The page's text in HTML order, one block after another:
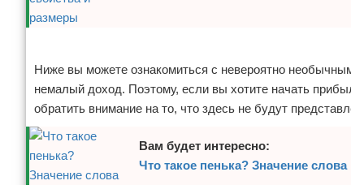
Ниже вы можете ознакомиться с невероятно
немалый доход. Поэтому, если вы хотите начать
обратить внимание на то, что здесь не будут
Вам будет интересно:
Что такое пенька? Значение слова